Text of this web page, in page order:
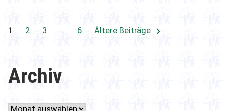
Seitennummerierung
Beiträge
1 2 3 … 6 Ältere Beiträge
Archiv